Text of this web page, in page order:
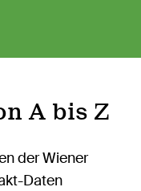
A bis Z
der Wiener
Daten